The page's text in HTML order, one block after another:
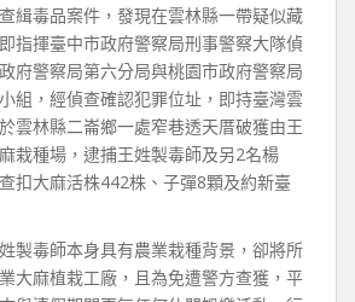
緝毒品案件，發現在雲林縣一帶疑似藏
指揮臺中市政府警察局刑事警察大隊偵
府警察局第六分局與桃園市政府警察局
組，經偵查確認犯罪位址，即持臺灣雲
雲林縣二崙鄉一處窄巷透天厝破獲由王
栽種場，逮捕王姓製毒師及另2名楊
扣大麻活株442株、子彈8顆及約新臺
製毒師本身具有農業栽種背景，卻將所
大麻植栽工廠，且為免遭警方查獲，平